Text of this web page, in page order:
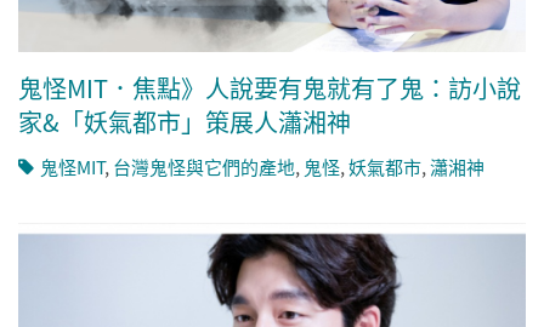
鬼怪MIT．焦點》人說要有鬼就有了鬼：訪小說
家&「妖氣都市」策展人瀟湘神
鬼怪MIT, 台灣鬼怪與它們的產地, 鬼怪,妖氣都市,瀟湘神